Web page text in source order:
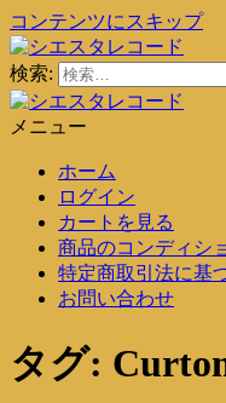
コンテンツにスキップ
シエスタレコード
中古レコード通販
検索:
メニュー
ホーム
ログイン
カートを見る
商品のコンディシ
特定商取引法に基
お問い合わせ
タグ: